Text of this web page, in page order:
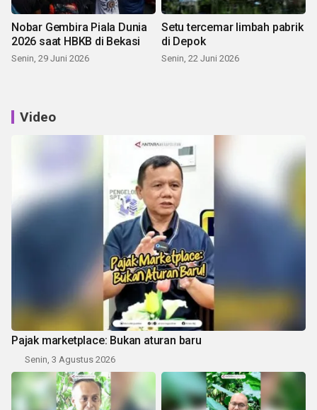
Nobar Gembira Piala Dunia
2026 saat HBKB di Bekasi
Senin, 29 Juni 2026
Setu tercemar limbah pabrik
di Depok
Senin, 22 Juni 2026
Video
Pajak marketplace: Bukan aturan baru
Senin, 3 Agustus 2026